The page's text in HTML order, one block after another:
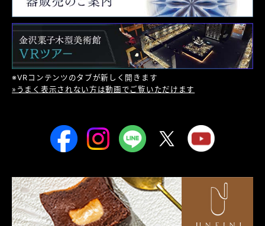
※VRコンテンツのタブが新しく開きます
»うまく表示されない方は動画でご覧いただけます